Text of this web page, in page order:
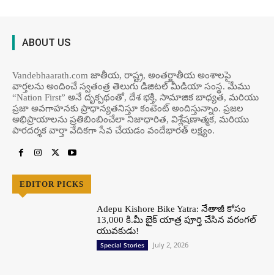
ABOUT US
Vandebhaarath.com జాతీయ, రాష్ట్ర, అంతర్జాతీయ అంశాలపై
వార్తలను అందించే స్వతంత్ర తెలుగు డిజిటల్ మీడియా సంస్థ. మేము
“Nation First” అనే దృక్పథంతో, దేశ భక్తి, సామాజిక బాధ్యత, మరియు
ప్రజా అవగాహనకు ప్రాధాన్యతనిస్తూ కంటెంట్ అందిస్తున్నాం. ప్రజల
అభిప్రాయాలను ప్రతిబింబించేలా నిజాధారిత, విశ్లేషణాత్మక, మరియు
పారదర్శక వార్తా వేదికగా సేవ చేయడం వందేభార‌త్ ల‌క్ష్యం.
EDITOR PICKS
Adepu Kishore Bike Yatra: నేతాజీ కోసం
13,000 కి.మీ బైక్ యాత్ర పూర్తి చేసిన వరంగల్
యువకుడు!
Special Stories July 2, 2026